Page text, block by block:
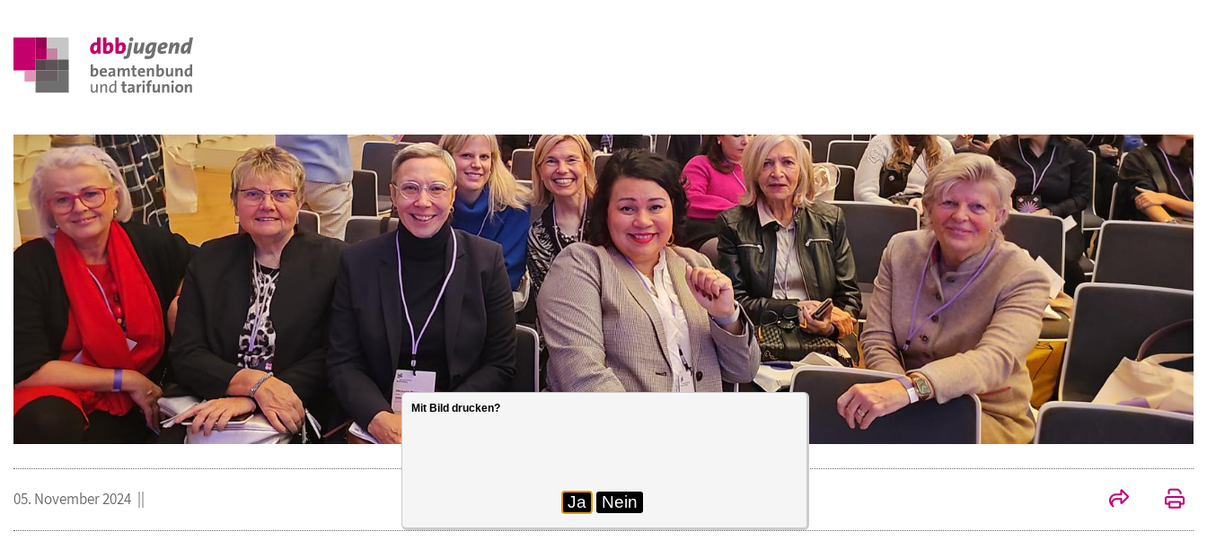
05. November 2024
Mit Bild drucken?
Ja Nein